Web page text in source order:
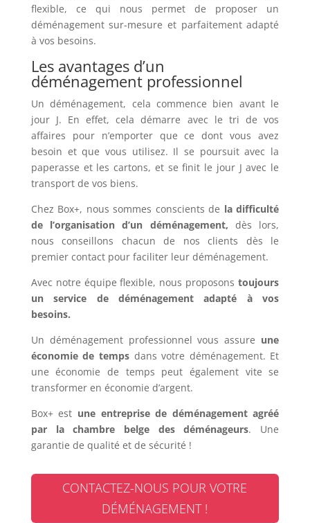
flexible, ce qui nous permet de proposer un
déménagement sur-mesure et parfaitement adapté
à vos besoins.
Les avantages d’un
déménagement professionnel
Un déménagement, cela commence bien avant le
jour J. En effet, cela démarre avec le tri de vos
affaires pour n’emporter que ce dont vous avez
besoin et que vous utilisez. Il se poursuit avec la
paperasse et les cartons, et se finit le jour J avec le
transport de vos biens.
Chez Box+, nous sommes conscients de la difficulté
de l’organisation d’un déménagement, dès lors,
nous conseillons chacun de nos clients dès le
premier contact pour faciliter leur déménagement.
Avec notre équipe flexible, nous proposonstoujours
un service de déménagement adapté à vos
besoins.
Un déménagement professionnel vous assure une
économie de tempsdans votre déménagement. Et
une économie de temps peut également vite se
transformer en économie d’argent.
Box+ est une entreprise de déménagement agréé
par la chambre belge des déménageurs. Une
garantie de qualité et de sécurité !
CONTACTEZ-NOUS POUR VOTRE
DÉMÉNAGEMENT !